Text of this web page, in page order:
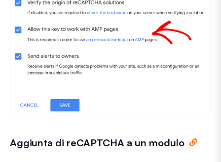
Aggiunta di reCAPTCHA a un modulo